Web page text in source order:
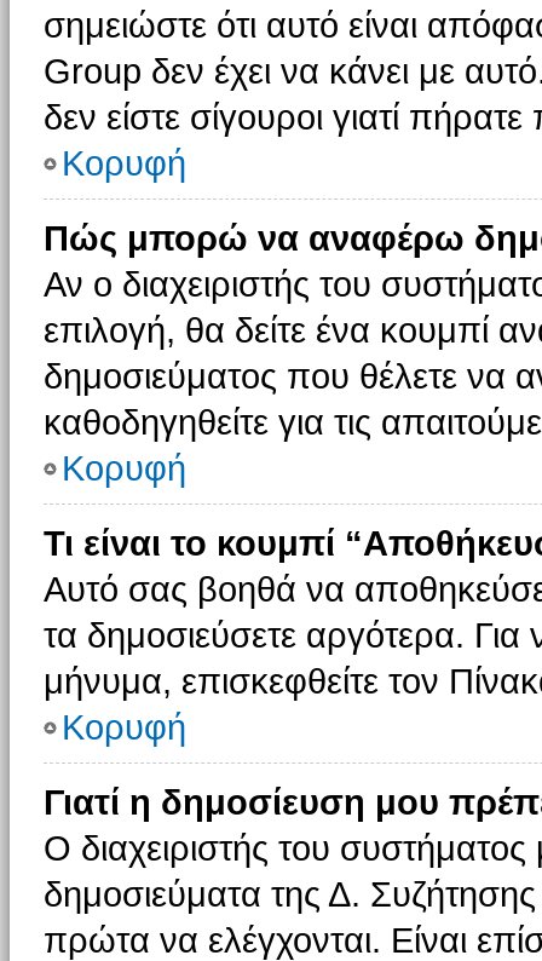
σημειώστε ότι αυτό είναι
Group δεν έχει να κάνει με
δεν είστε σίγουροι γιατί
Κορυφή
Πώς μπορώ να αναφέρω
Αν ο διαχειριστής του
επιλογή, θα δείτε ένα κουμπί
δημοσιεύματος που θέλετε να
καθοδηγηθείτε για τις
Κορυφή
Τι είναι το κουμπί
Αυτό σας βοηθά να
τα δημοσιεύσετε αργότερα.
μήνυμα, επισκεφθείτε τον
Κορυφή
Γιατί η δημοσίευση μου
Ο διαχειριστής του συστήματος
δημοσιεύματα της Δ.
πρώτα να ελέγχονται. Είναι